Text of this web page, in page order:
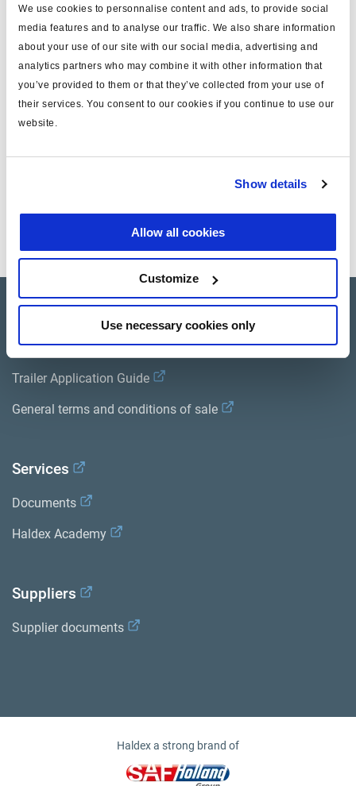
We use cookies to personnalise content and ads, to provide social
media features and to analyse our traffic. We also share information
about your use of our site with our social media, advertising and
analytics partners who may combine it with other information that
you’ve provided to them or that they’ve collected from your use of
their services. You consent to our cookies if you continue to use our
website.
Show details
Allow all cookies
Customize
Use necessary cookies only
Especificaciones técnicas
tipo junta tórica
Attr. A Volvo/Renault
peso (kg)
Vea todas las publicaciones relacionadas en nuestra
Biblioteca bibliográfica de productos.
Product catalogue
Brands
Trailer Application Guide
General terms and conditions of sale
Services
Documents
Haldex Academy
Suppliers
Supplier documents
Haldex a strong brand of